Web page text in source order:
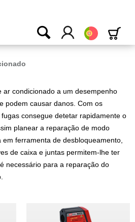
Português
ar condicionado a um desempenho
podem causar danos. Com os
consegue detetar rapidamente o
planear a reparação de modo
ferramenta de desbloqueamento,
de caixa e juntas permitem-lhe ter
necessário para a reparação do